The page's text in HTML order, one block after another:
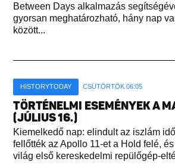
Between Days alkalmazás
gyorsan meghatározható, hány nap
között...
HISTORYTODAY CSÜTÖRTÖK 06:05
TÖRTÉNELMI ESEMÉNYEK A
(JÚLIUS 16.)
Kiemelkedő nap: elindult az iszlám
fellőtték az Apollo 11-et a Hold felé,
világ első kereskedelmi repülőgép-